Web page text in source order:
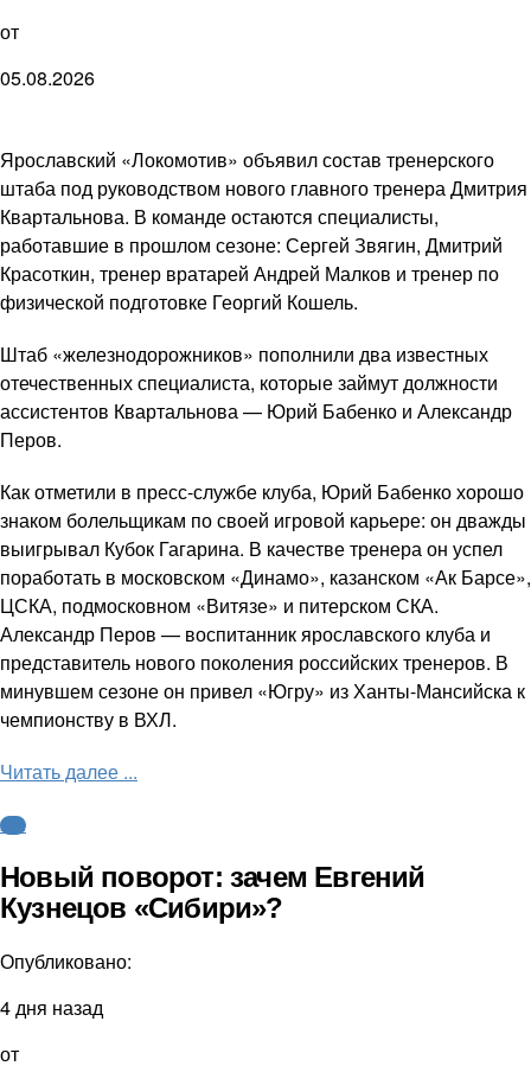
от
05.08.2026
Ярославский «Локомотив» объявил состав тренерского
штаба под руководством нового главного тренера Дмитрия
Квартальнова. В команде остаются специалисты,
работавшие в прошлом сезоне: Сергей Звягин, Дмитрий
Красоткин, тренер вратарей Андрей Малков и тренер по
физической подготовке Георгий Кошель.
Штаб «железнодорожников» пополнили два известных
отечественных специалиста, которые займут должности
ассистентов Квартальнова — Юрий Бабенко и Александр
Перов.
Как отметили в пресс-службе клуба, Юрий Бабенко хорошо
знаком болельщикам по своей игровой карьере: он дважды
выигрывал Кубок Гагарина. В качестве тренера он успел
поработать в московском «Динамо», казанском «Ак Барсе»,
ЦСКА, подмосковном «Витязе» и питерском СКА.
Александр Перов — воспитанник ярославского клуба и
представитель нового поколения российских тренеров. В
минувшем сезоне он привел «Югру» из Ханты-Мансийска к
чемпионству в ВХЛ.
Читать далее ...
КХЛ
Новый поворот: зачем Евгений
Кузнецов «Сибири»?
Опубликовано:
4 дня назад
от